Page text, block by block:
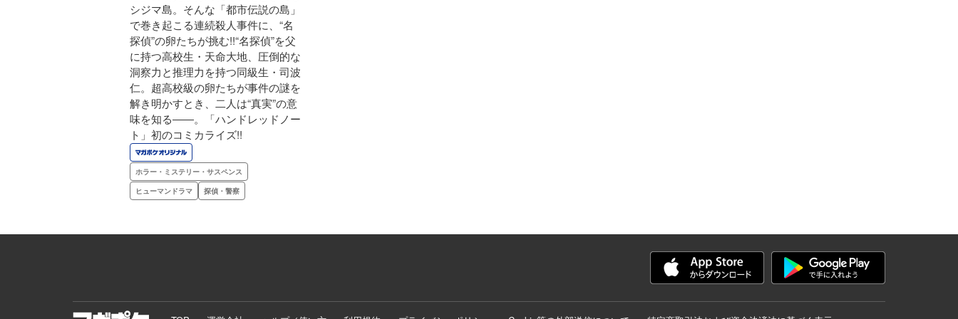
シジマ島。そんな「都市伝説の島」
で巻き起こる連続殺人事件に、“名
探偵”の卵たちが挑む!!“名探偵”を父
に持つ高校生・天命大地、圧倒的な
洞察力と推理力を持つ同級生・司波
仁。超高校級の卵たちが事件の謎を
解き明かすとき、二人は“真実”の意
味を知る――。「ハンドレッドノー
ト」初のコミカライズ!!
ホラー・ミステリー・サスペンス
ヒューマンドラマ
探偵・警察